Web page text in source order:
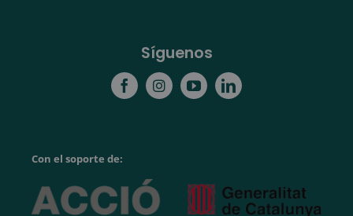
Síguenos
Con el soporte de: